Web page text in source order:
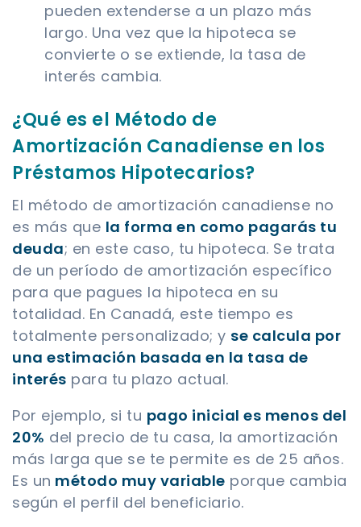
pueden extenderse a un plazo más
largo. Una vez que la hipoteca se
convierte o se extiende, la tasa de
interés cambia.
¿Qué es el Método de
Amortización Canadiense en los
Préstamos Hipotecarios?
El método de amortización canadiense no
es más que la forma en como pagarás tu
deuda; en este caso, tu hipoteca. Se trata
de un período de amortización específico
para que pagues la hipoteca en su
totalidad. En Canadá, este tiempo es
totalmente personalizado; y se calcula por
una estimación basada en la tasa de
interés para tu plazo actual.
Por ejemplo, si tu pago inicial es menos del
20% del precio de tu casa, la amortización
más larga que se te permite es de 25 años.
Es un método muy variable porque cambia
según el perfil del beneficiario.